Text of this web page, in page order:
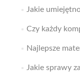
Jakie
Czy każdy
Najlepsze
Jakie sprawy